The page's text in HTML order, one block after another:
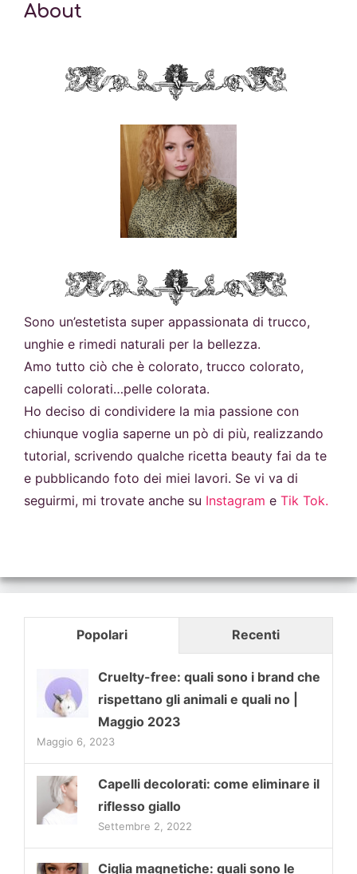
About
Sono un’estetista super appassionata di trucco,
unghie e rimedi naturali per la bellezza.
Amo tutto ciò che è colorato, trucco colorato,
capelli colorati…pelle colorata.
Ho deciso di condividere la mia passione con
chiunque voglia saperne un pò di più, realizzando
tutorial, scrivendo qualche ricetta beauty fai da te
e pubblicando foto dei miei lavori. Se vi va di
seguirmi, mi trovate anche su Instagram e Tik Tok.
Popolari Recenti
Cruelty-free: quali sono i brand che
rispettano gli animali e quali no |
Maggio 2023
Maggio 6, 2023
Capelli decolorati: come eliminare il
riflesso giallo
Settembre 2, 2022
Ciglia magnetiche: quali sono le